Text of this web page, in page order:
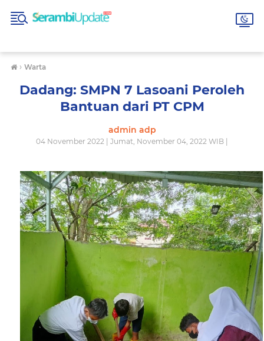
› Warta
Dadang: SMPN 7 Lasoani Peroleh
Bantuan dari PT CPM
admin adp
04 November 2022 | Jumat, November 04, 2022 WIB |